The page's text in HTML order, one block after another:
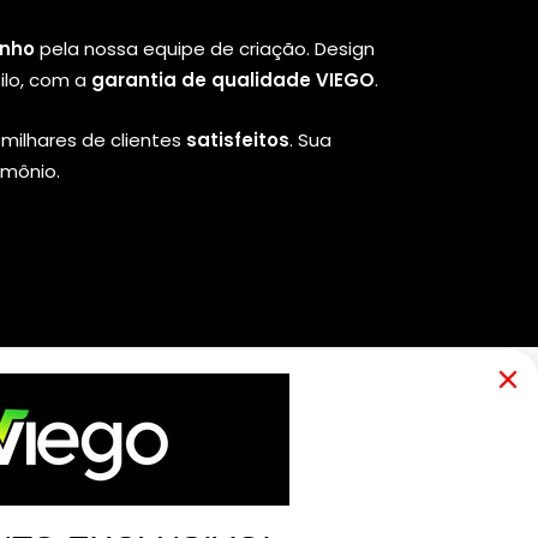
pela nossa equipe de criação. Design
com agarantia de qualidade VIEGO.
de clientes satisfeitos. Sua